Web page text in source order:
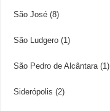
São José (8)
São Ludgero (1)
São Pedro de Alcântara (1)
Siderópolis (2)